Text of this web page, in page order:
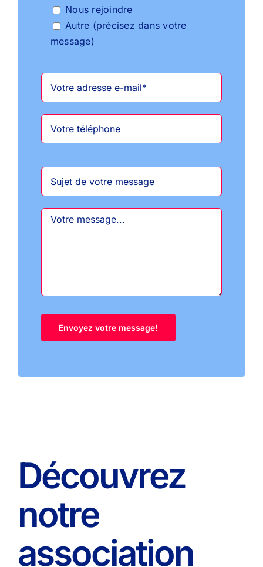
Nous rejoindre
Autre (précisez dans votre
message)
Découvrez
notre
association